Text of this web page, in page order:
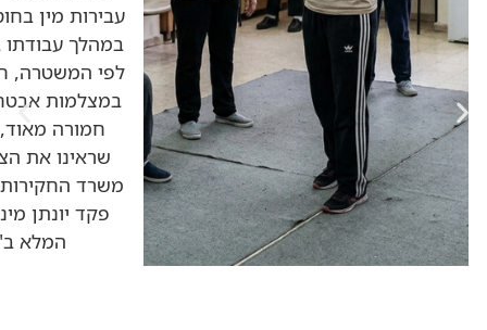
עבירות מין
במהלך
לפי המשטרה,
במצלמות
חמורה
שראינו את
משרד
פקד יונתן
המלא